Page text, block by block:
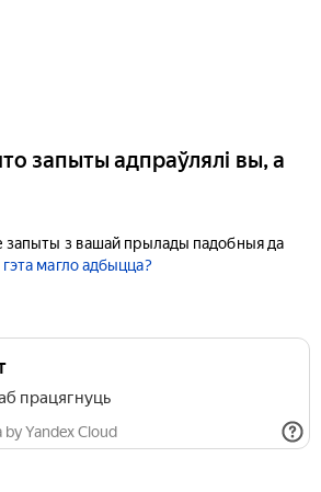
запыты адпраўлялі вы, а
запыты з вашай прылады падобныя да
магло адбыцца?
працягнуць
Yandex Cloud